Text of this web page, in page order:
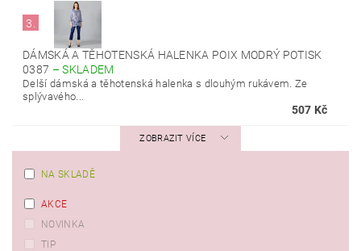
3.
DÁMSKÁ A TĚHOTENSKÁ HALENKA POIX MODRÝ POTISK
0387 –SKLADEM
Delší dámská a těhotenská halenka s dlouhým rukávem. Ze
splývavého...
507 Kč
ZOBRAZIT VÍCE
NA SKLADĚ
AKCE
NOVINKA
TIP